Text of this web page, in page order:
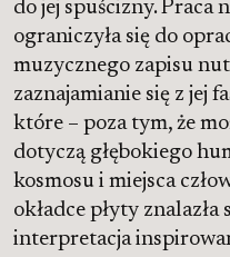
do jej spuścizny. Praca
ograniczyła się do
muzycznego zapisu
zaznajamianie się z jej
które – poza tym, że
dotyczą głębokiego
kosmosu i miejsca
okładce płyty znalazła
interpretacja